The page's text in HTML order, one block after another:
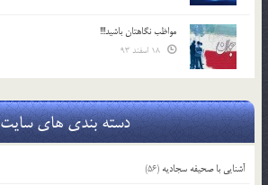
مواظب نگاهتان باشید!!!
دسته بندی های سایت
آشنایی با صحیفه سجادیه (56)